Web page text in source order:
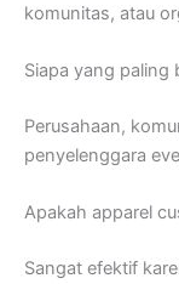
komunitas, atau
Siapa yang paling
Perusahaan,
penyelenggara
Apakah apparel
Sangat efektif